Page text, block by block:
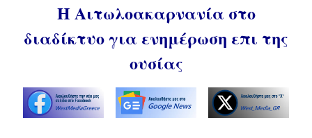
Η Αιτωλοακαρνανία στο
διαδίκτυο για ενημέρωση επι της
ουσίας